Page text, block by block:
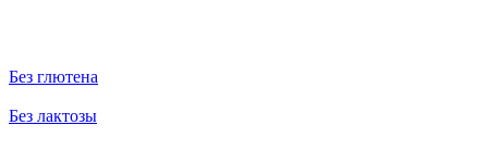
Без глютена
Без лактозы